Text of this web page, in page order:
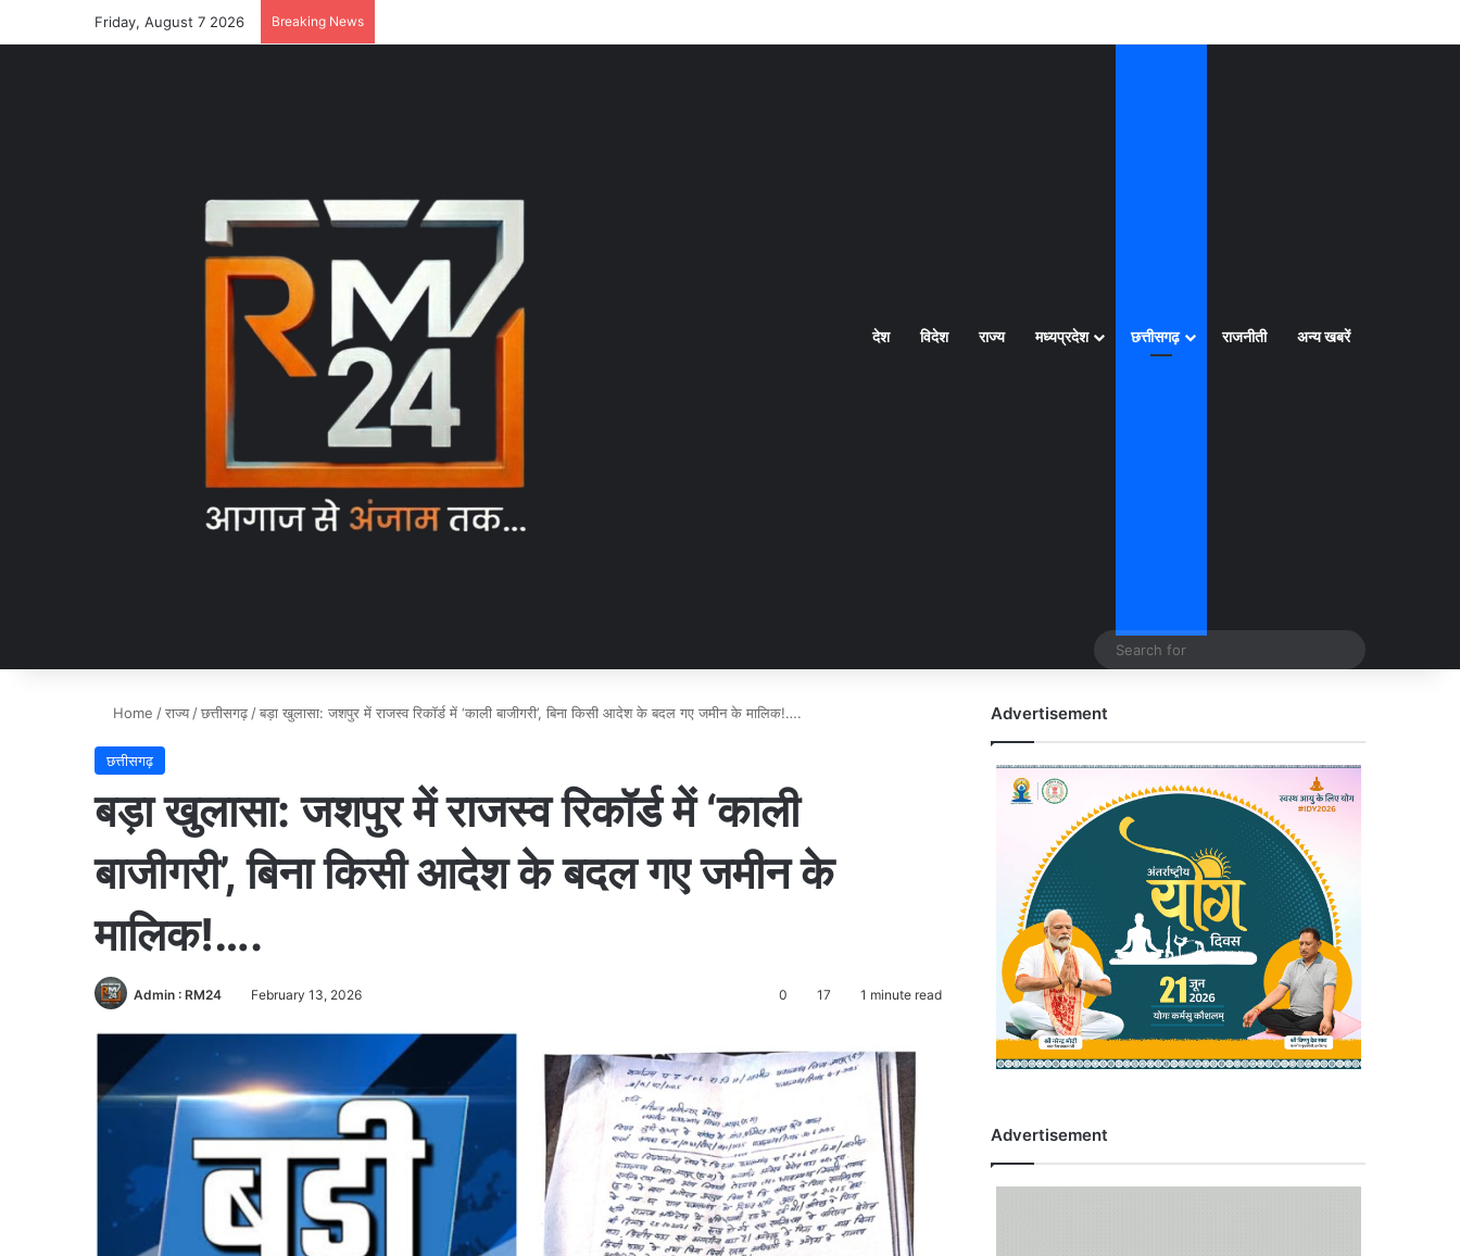
Friday, August 7 2026 Breaking News
Homeदेश विदेश राज्य मध्यप्रदेश छत्तीसगढ़ राजनीती अन्य खबरें
Home /राज्य /छत्तीसगढ़ /बड़ा खुलासा: जशपुर में राजस्व रिकॉर्ड में ‘काली बाजीगरी’, बिना किसी आदेश के बदल गए जमीन के मालिक!….
छत्तीसगढ़
बड़ा खुलासा: जशपुर में राजस्व रिकॉर्ड में ‘काली
बाजीगरी’, बिना किसी आदेश के बदल गए जमीन के
मालिक!….
Admin : RM24 February 13, 2026 0 17 1 minute read
Advertisement
Advertisement